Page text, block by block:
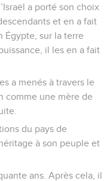
a porté son choix
et en a fait
Égypte, sur la terre
il les en a fait
a menés à travers le
comme une mère de
du pays de
à son peuple et
ans. Après cela, il